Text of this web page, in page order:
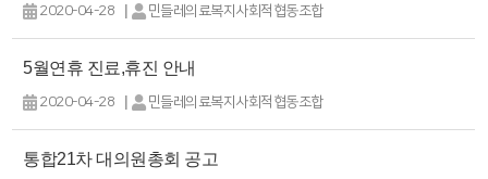
2020-04-28 | 민들레의료복지사회적협동조합
5월연휴 진료,휴진 안내
2020-04-28 | 민들레의료복지사회적협동조합
통합21차 대의원총회 공고